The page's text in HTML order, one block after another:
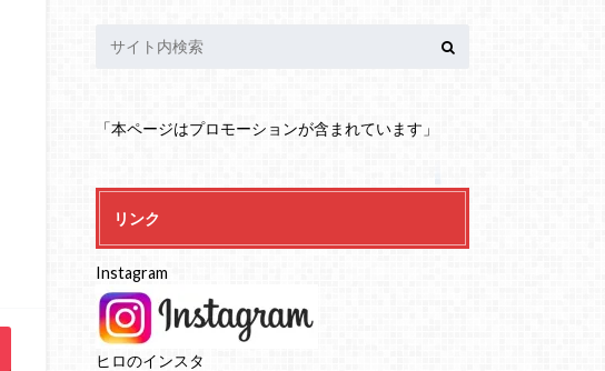
「本ページはプロモーションが含まれています」
リンク
Instagram
ヒロのインスタ